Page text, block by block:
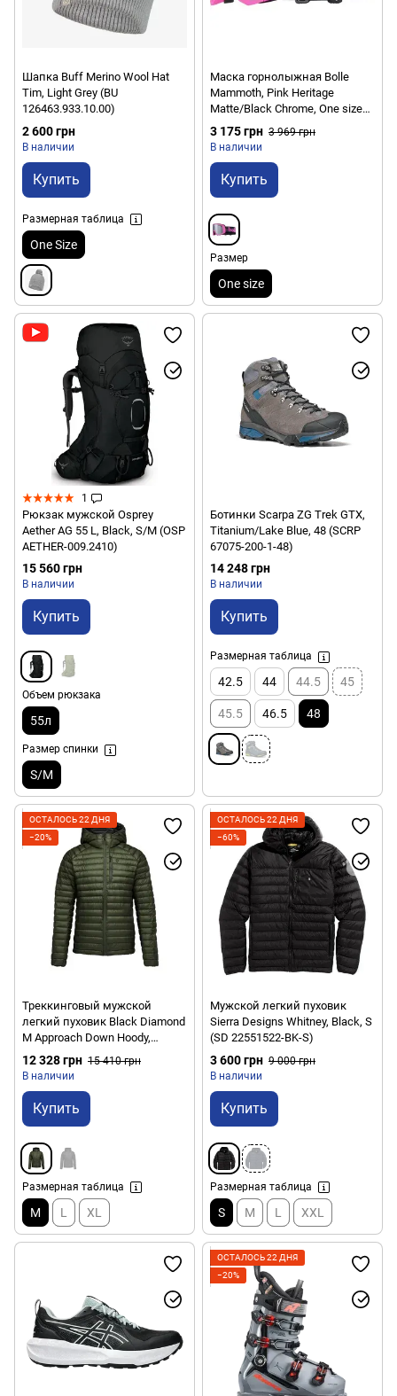
Шапка Buff Merino Wool Hat
Tim, Light Grey (BU
126463.933.10.00)
2 600 грн
В наличии
Купить
Размерная таблица
One Size
Маска горнолыжная Bolle
Mammoth, Pink Heritage
Matte/Black Chrome, One size
(BL MAMMOTH.BG037014)
УЦЕНКА
3 175 грн 3 969 грн
В наличии
Купить
Размер
One size
1
Рюкзак мужской Osprey
Aether AG 55 L, Black, S/M (OSP
AETHER-009.2410)
15 560 грн
В наличии
Купить
Объем рюкзака
55л
Размер спинки
S/M
Ботинки Scarpa ZG Trek GTX,
Titanium/Lake Blue, 48 (SCRP
67075-200-1-48)
14 248 грн
В наличии
Купить
Размерная таблица
42.5 44 44.5 45
45.5 46.5 48
ОСТАЛОСЬ 22 ДНЯ
−20%
Треккинговый мужской
легкий пуховик Black Diamond
M Approach Down Hoody,
Tundra, M (BD
7440923010MED1)
12 328 грн 15 410 грн
В наличии
Купить
Размерная таблица
M L XL
ОСТАЛОСЬ 22 ДНЯ
−60%
Мужской легкий пуховик
Sierra Designs Whitney, Black, S
(SD 22551522-BK-S)
3 600 грн 9 000 грн
В наличии
Купить
Размерная таблица
S M L XXL
ОСТАЛОСЬ 22 ДНЯ
−20%